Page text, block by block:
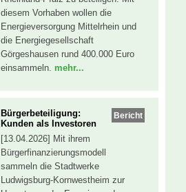
diesem Vorhaben wollen die
Energieversorgung Mittelrhein und
die Energiegesellschaft
Görgeshausen rund 400.000 Euro
einsammeln. mehr...
Bericht
Bürgerbeteiligung:
Kunden als Investoren
[13.04.2026] Mit ihrem
Bürgerfinanzierungsmodell
sammeln die Stadtwerke
Ludwigsburg-Kornwestheim zur